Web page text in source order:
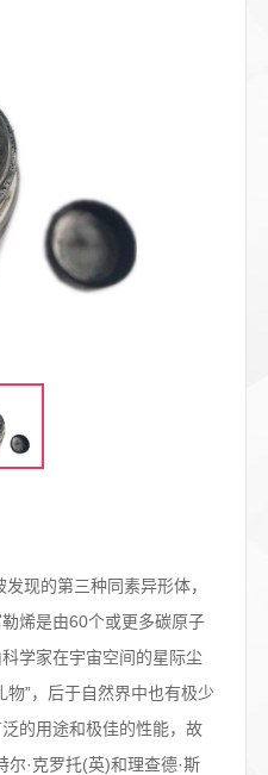
现的第三种同素异形体，
烯是由60个或更多碳原子
学家在宇宙空间的星际尘
物”，后于自然界中也有极少
的用途和极佳的性能，故
尔·克罗托(英)和理查德·斯